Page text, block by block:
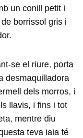
un conill petit i
borrissol gris i
se el riure, porta
desmaquilladora
dels morros, i
llavis, i fins i tot
mentre diu
teva iaia té